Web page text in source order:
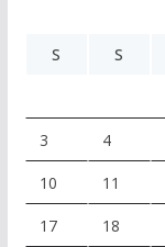
S
S
3 4
10 11
17 18